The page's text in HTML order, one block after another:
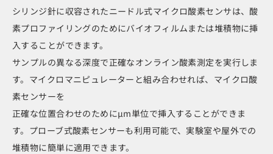
シリンジ針に収容されたニードル式マイクロ酸素センサは、酸
素プロファイリングのためにバイオフィルムまたは堆積物に挿
入することができます。
サンプルの異なる深度で正確なオンライン酸素測定を実行しま
す。マイクロマニピュレーターと組み合わせれば、マイクロ酸
素センサーを
正確な位置合わせのためにμm単位で挿入することができま
す。プローブ式酸素センサーも利用可能で、実験室や屋外での
堆積物に簡単に適用できます。